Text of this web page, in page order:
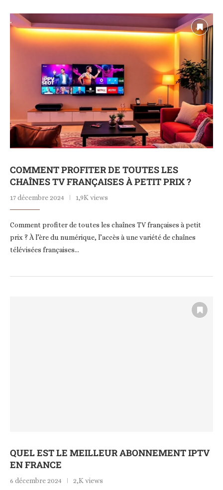
COMMENT PROFITER DE TOUTES LES
CHAÎNES TV FRANÇAISES À PETIT PRIX ?
17 décembre 2024 1,9K views
Comment profiter de toutes les chaînes TV françaises à petit
prix ? À l’ère du numérique, l’accès à une variété de chaînes
télévisées françaises…
QUEL EST LE MEILLEUR ABONNEMENT IPTV
EN FRANCE
6 décembre 2024 2,K views